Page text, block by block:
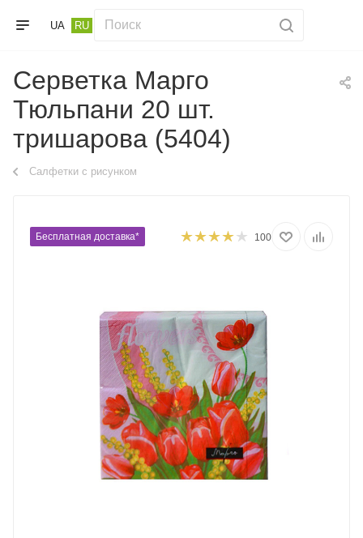
UA RU
Серветка Марго
Тюльпани 20 шт.
тришарова (5404)
Салфетки с рисунком
Бесплатная доставка* 100